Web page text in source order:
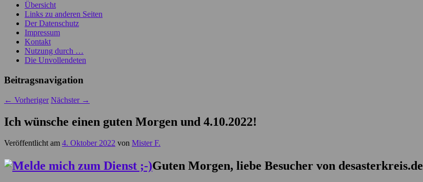
Übersicht
Links zu anderen Seiten
Der Datenschutz
Impressum
Kontakt
Nutzung durch …
Die Unvollendeten
Beitragsnavigation
← Vorheriger Nächster →
Ich wünsche einen guten Morgen und 4.10.2022!
Veröffentlicht am 4. Oktober 2022 von Mister F.
Guten Morgen, liebe Besucher von desasterkreis.de